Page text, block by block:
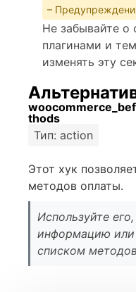
–
Не забывайте о
плагинами и
изменять эту
thods
Тип: action
Этот хук
методов оплаты.
Используйте
информацию или
списком